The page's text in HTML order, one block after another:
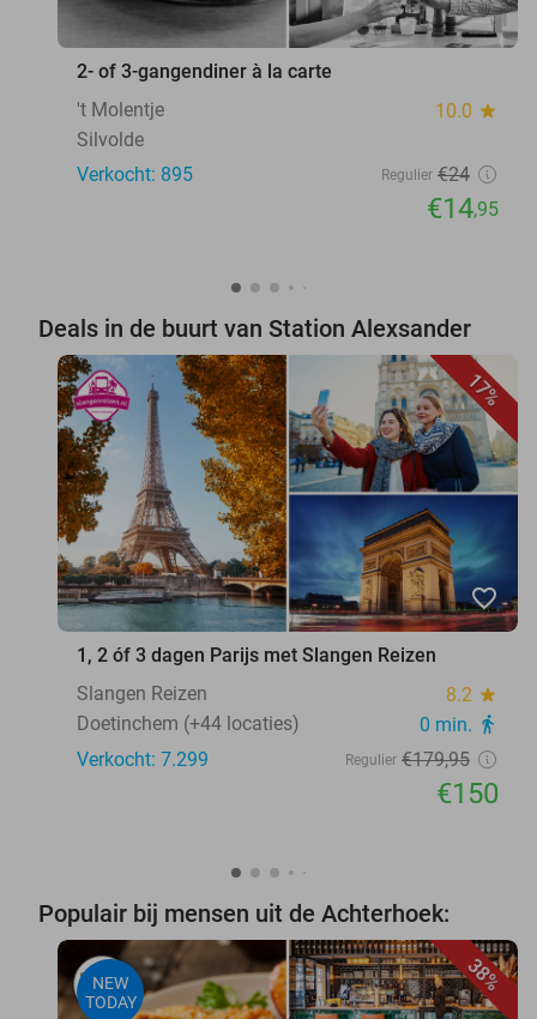
2- of 3-gangendiner à la carte
't Molentje
10.0 star
Silvolde
Verkocht: 895
Regulier €24
€14,95
Deals in de buurt van Station Alexsander
17%
favorite_border
1, 2 óf 3 dagen Parijs met Slangen Reizen
Slangen Reizen
8.2 star
Doetinchem (+44 locaties) 0 min. directions_walk
Verkocht: 7.299 Regulier €179,95
€150
Populair bij mensen uit de Achterhoek:
38%
NEW
TODAY